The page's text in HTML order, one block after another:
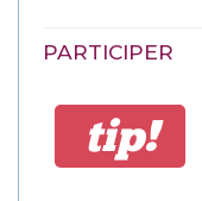
PARTICIPER
tip!